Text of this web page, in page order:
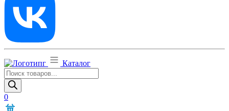
Каталог
Поиск
товаров
0